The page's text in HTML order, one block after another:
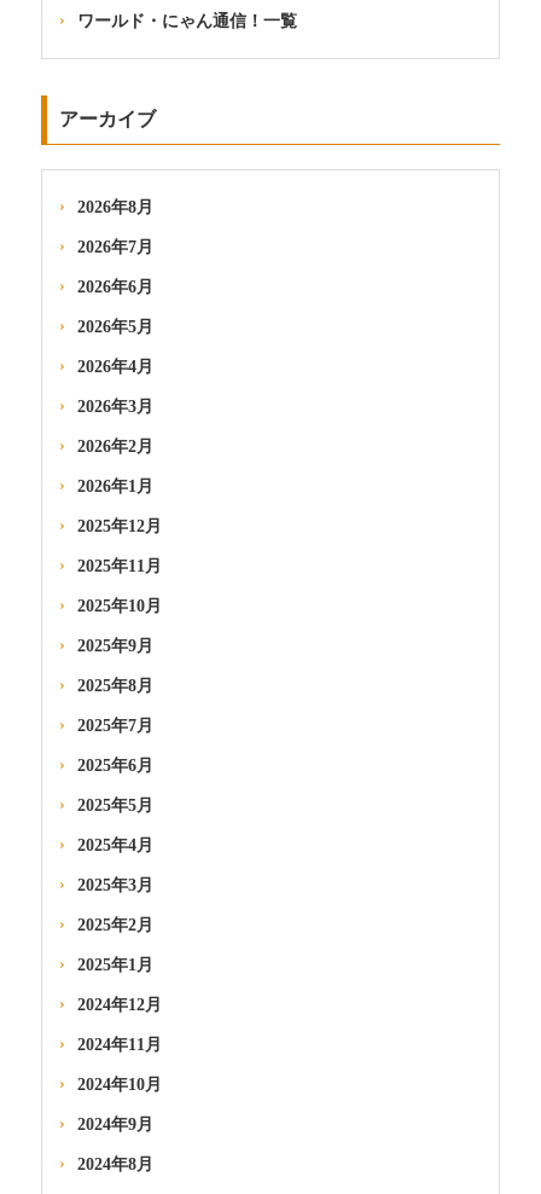
ワールド・にゃん通信！一覧
アーカイブ
2026年8月
2026年7月
2026年6月
2026年5月
2026年4月
2026年3月
2026年2月
2026年1月
2025年12月
2025年11月
2025年10月
2025年9月
2025年8月
2025年7月
2025年6月
2025年5月
2025年4月
2025年3月
2025年2月
2025年1月
2024年12月
2024年11月
2024年10月
2024年9月
2024年8月